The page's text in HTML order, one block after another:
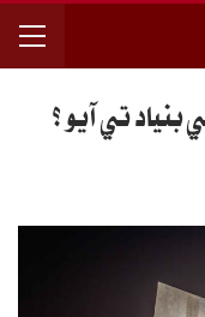
تي آيو ؟